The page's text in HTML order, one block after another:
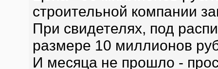
строительной компании
При свидетелях, под
размере 10 миллионов
И месяца не прошло -